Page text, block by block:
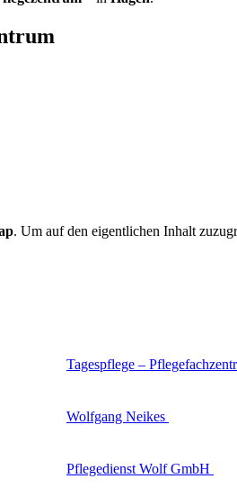
. Um auf den eigentlichen Inhalt
Tagespflege –
Wolfgang Neikes
Pflegedienst Wolf GmbH